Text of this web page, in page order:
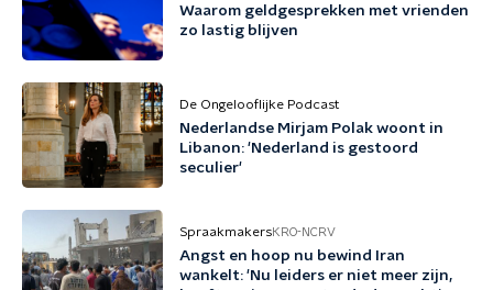
Waarom geldgesprekken met vrienden
zo lastig blijven
De Ongelooflijke Podcast
Nederlandse Mirjam Polak woont in
Libanon: 'Nederland is gestoord
seculier'
SpraakmakersKRO-NCRV
Angst en hoop nu bewind Iran
wankelt: 'Nu leiders er niet meer zijn,